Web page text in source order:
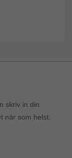
skriv in din
när som helst.